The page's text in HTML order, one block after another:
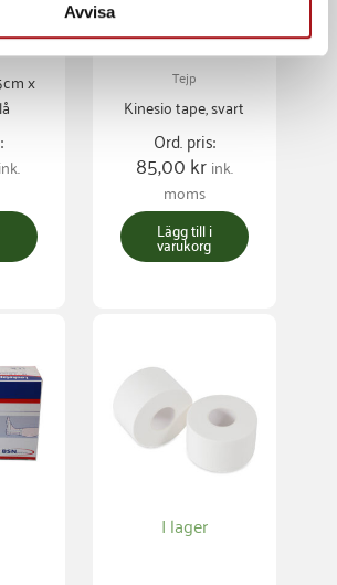
Avvisa
x
ink.
Tejp
Kinesio tape, svart
Ord. pris:
85,00kr ink.
moms
Lägg till i
varukorg
I lager
produkten
har
varianter.
olika